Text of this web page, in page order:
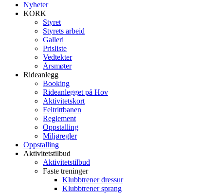
Nyheter
KORK
Styret
Styrets arbeid
Galleri
Prisliste
Vedtekter
Årsmøter
Rideanlegg
Booking
Rideanlegget på Hov
Aktivitetskort
Feltrittbanen
Reglement
Oppstalling
Miljøregler
Oppstalling
Aktivitetstilbud
Aktivitetstilbud
Faste treninger
Klubbtrener dressur
Klubbtrener sprang